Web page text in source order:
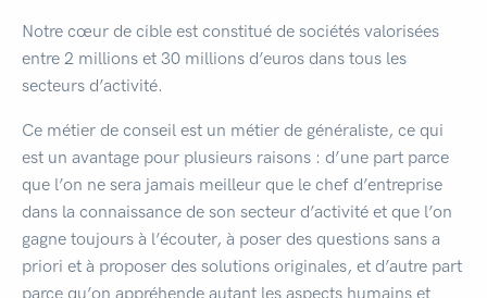
Notre cœur de cible est constitué de sociétés valorisées
entre 2 millions et 30 millions d’euros dans tous les
secteurs d’activité.
Ce métier de conseil est un métier de généraliste, ce qui
est un avantage pour plusieurs raisons : d’une part parce
que l’on ne sera jamais meilleur que le chef d’entreprise
dans la connaissance de son secteur d’activité et que l’on
gagne toujours à l’écouter, à poser des questions sans a
priori et à proposer des solutions originales, et d’autre part
parce qu’on appréhende autant les aspects humains et